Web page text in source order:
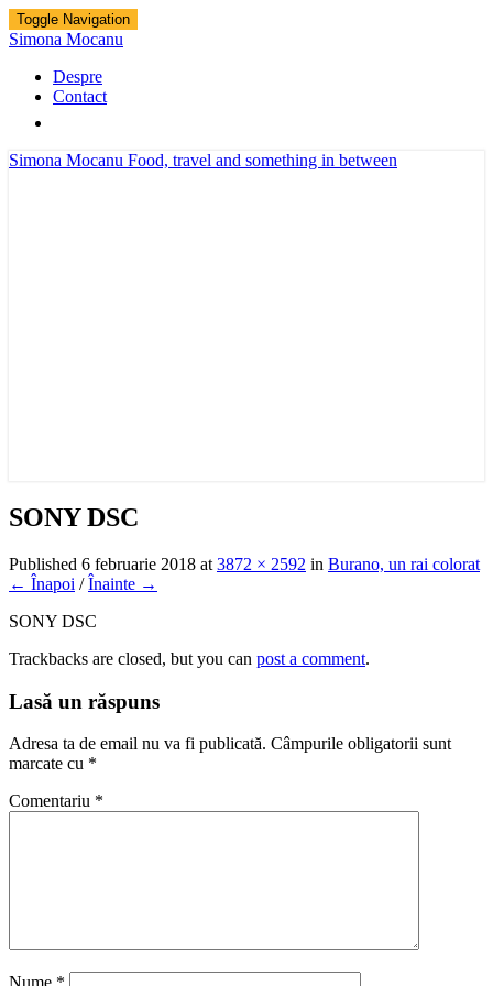
Toggle Navigation
Simona Mocanu
Despre
Contact
Simona Mocanu Food, travel and something in between
SONY DSC
Published 6 februarie 2018 at 3872 × 2592 in Burano, un rai colorat
← Înapoi /Înainte →
SONY DSC
Trackbacks are closed, but you can post a comment.
Lasă un răspuns
Adresa ta de email nu va fi publicată. Câmpurile obligatorii sunt
marcate cu *
Comentariu *